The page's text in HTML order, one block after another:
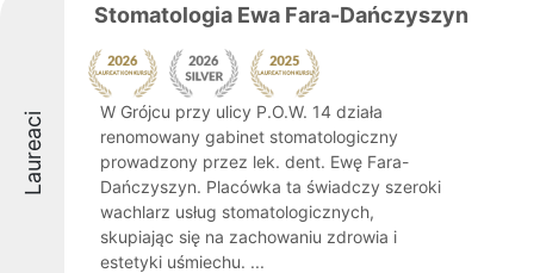
Laureaci
Stomatologia Ewa Fara-Dańczyszyn
W Grójcu przy ulicy P.O.W. 14 działa
renomowany gabinet stomatologiczny
prowadzony przez lek. dent. Ewę Fara-
Dańczyszyn. Placówka ta świadczy szeroki
wachlarz usług stomatologicznych,
skupiając się na zachowaniu zdrowia i
estetyki uśmiechu. ...